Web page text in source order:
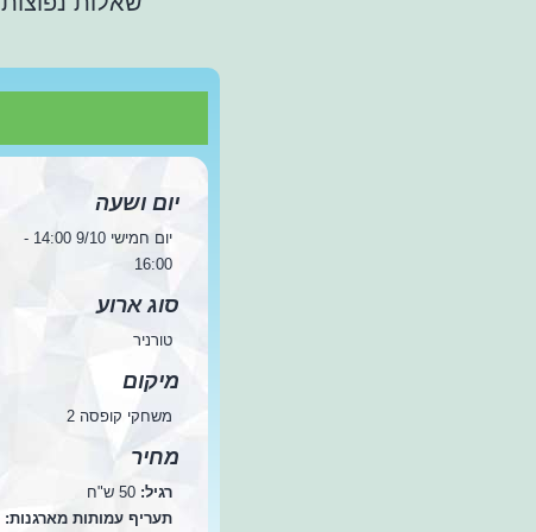
יום ושעה
יום חמישי 9/10 14:00 -
16:00
סוג ארוע
טורניר
מיקום
משחקי קופסה 2
מחיר
רגיל: 50 ש"ח
תעריף עמותות מארגנות: